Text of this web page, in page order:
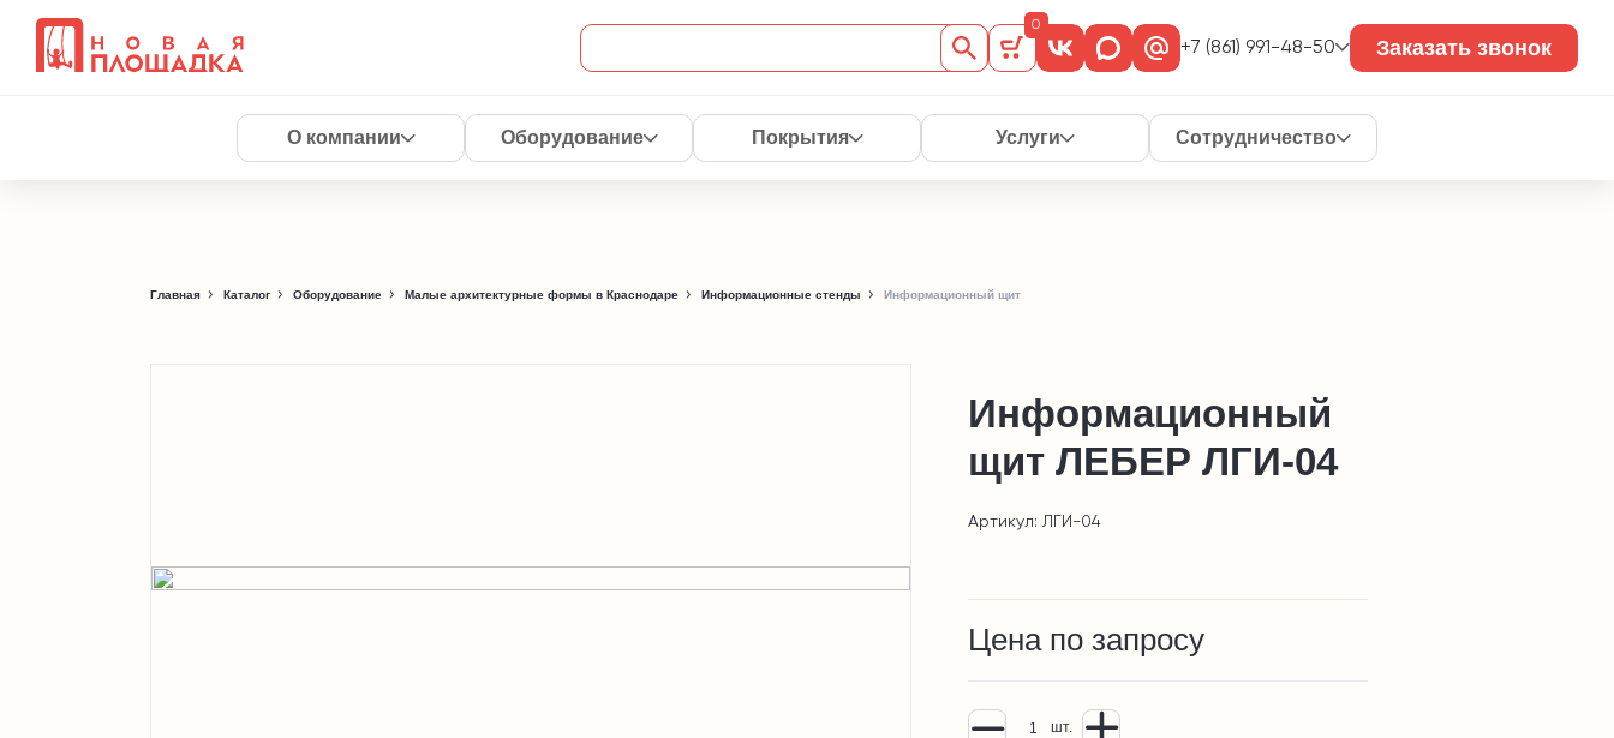
0
+7 (861) 991-48-50 Заказать звонок
О компании Оборудование Покрытия Услуги Сотрудничество
Главная Каталог Оборудование Малые архитектурные формы в Краснодаре Информационные стенды Информационный щит
Информационный
щит ЛЕБЕР ЛГИ-04
Артикул: ЛГИ-04
Цена по запросу
шт.